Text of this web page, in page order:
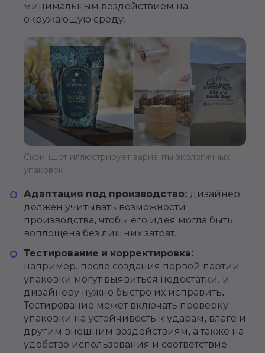
минимальным воздействием на
окружающую среду.
Скриншот иллюстрирует варианты экологичных
упаковок
Адаптация под производство: дизайнер
должен учитывать возможности
производства, чтобы его идея могла быть
воплощена без лишних затрат.
Тестирование и корректировка:
например, после создания первой партии
упаковки могут выявиться недостатки, и
дизайнеру нужно быстро их исправить.
Тестирование может включать проверку
упаковки на устойчивость к ударам, влаге и
другим внешним воздействиям, а также на
удобство использования и соответствие